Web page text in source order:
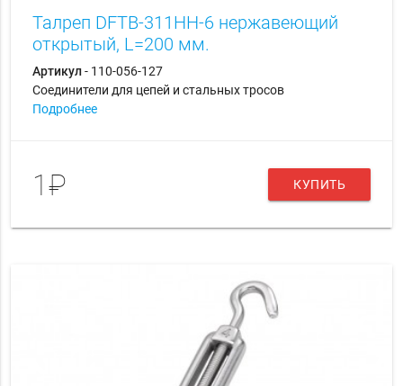
Талреп DFTB-311HH-6 нержавеющий
открытый, L=200 мм.
Артикул- 110-056-127
Соединители для цепей и стальных тросов
Подробнее
1₽ КУПИТЬ